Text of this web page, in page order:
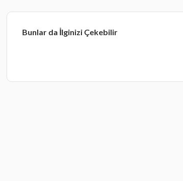
Bunlar da İlginizi Çekebilir